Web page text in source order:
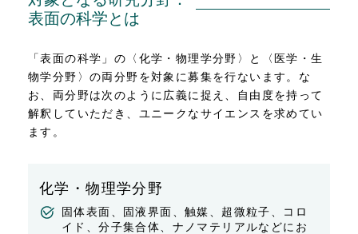
表面の科学とは
「表面の科学」の〈化学・物理学分野〉と〈医学・生
物学分野〉の両分野を対象に募集を行ないます。な
お、両分野は次のように広義に捉え、自由度を持って
解釈していただき、ユニークなサイエンスを求めてい
ます。
化学・物理学分野
固体表面、固液界面、触媒、超微粒子、コロ
イド、分子集合体、ナノマテリアルなどにお